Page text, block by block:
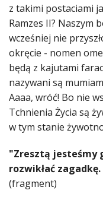
z takimi postaciami
Ramzes II? Naszym
wcześniej nie
okręcie - nomen
będą z kajutami
nazywani są
Aaaa, wróć! Bo nie
Tchnienia Życia są
w tym stanie
"Zresztą jesteśmy
rozwikłać
(fragment)